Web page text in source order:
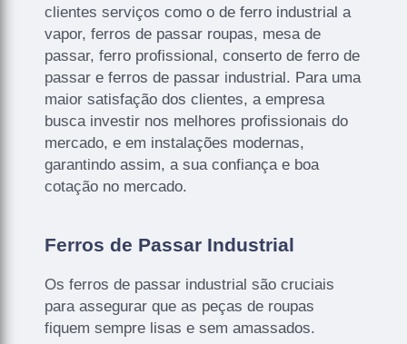
clientes serviços como o de ferro industrial a
vapor, ferros de passar roupas, mesa de
passar, ferro profissional, conserto de ferro de
passar e ferros de passar industrial. Para uma
maior satisfação dos clientes, a empresa
busca investir nos melhores profissionais do
mercado, e em instalações modernas,
garantindo assim, a sua confiança e boa
cotação no mercado.
Ferros de Passar Industrial
Os ferros de passar industrial são cruciais
para assegurar que as peças de roupas
fiquem sempre lisas e sem amassados.